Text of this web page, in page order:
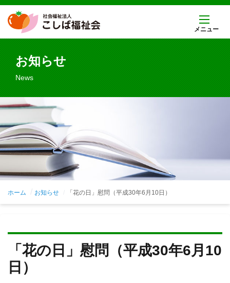
メニュー
お知らせ
News
ホーム お知らせ 「花の日」慰問（平成30年6月10日）
「花の日」慰問（平成30年6月10
日）